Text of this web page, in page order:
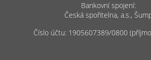
Bankovní spojení:
Česká spořitelna, a.s.,
Číslo účtu: 1905607389/0800